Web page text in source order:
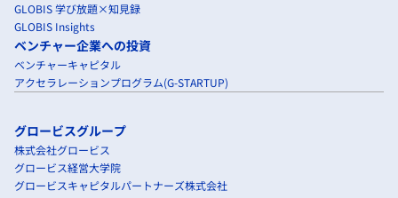
GLOBIS 学び放題×知見録
GLOBIS Insights
ベンチャー企業への投資
ベンチャーキャピタル
アクセラレーションプログラム(G-STARTUP)
グロービスグループ
株式会社グロービス
グロービス経営大学院
グロービスキャピタルパートナーズ株式会社